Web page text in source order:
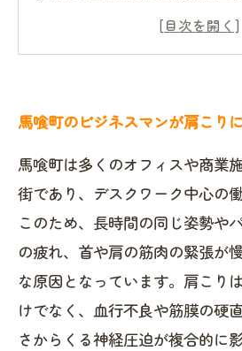
悪い姿勢が引き起こす肩こ
馬喰町で見つける効果的な
整体の専門家が教える、肩
善する秘訣
肩こりの症状を見逃さない
馬喰町で肩こりを克服し、
戻そう
馬喰町のビジネスマンが肩こり
馬喰町は多くのオフィスや商業
街であり、デスクワーク中心の
このため、長時間の同じ姿勢や
の疲れ、首や肩の筋肉の緊張が
な原因となっています。肩こり
けでなく、血行不良や筋膜の硬
さからくる神経圧迫が複合的に